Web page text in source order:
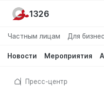
Частным лицам Для
Новости Мероприятия
1326
Пресс-центр